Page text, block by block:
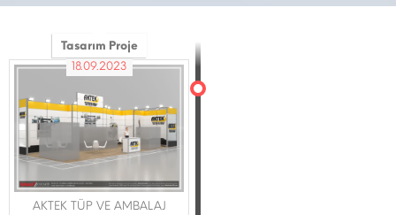
Tasarım Proje
18.09.2023
AKTEK TÜP VE AMBALAJ